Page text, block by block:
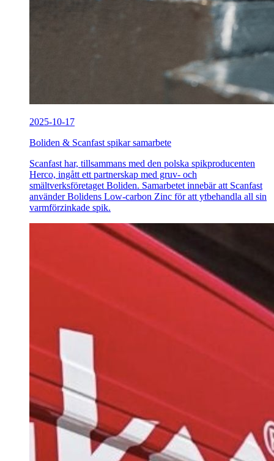
2025-10-17
Boliden & Scanfast spikar samarbete
Scanfast har, tillsammans med den polska spikproducenten
Herco, ingått ett partnerskap med gruv- och
smältverksföretaget Boliden. Samarbetet innebär att Scanfast
använder Bolidens Low-carbon Zinc för att ytbehandla all sin
varmförzinkade spik.